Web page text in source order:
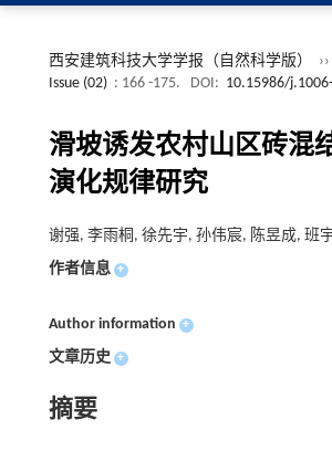
西安建筑科技大学学报（自然科学版） ››
Issue (02) : 166 -175. DOI: 10.15986/
滑坡诱发农村山区砖混
演化规律研究
谢强, 李雨桐, 徐先宇, 孙伟宸, 陈昱成, 班
作者信息 +
Author information +
文章历史 +
摘要